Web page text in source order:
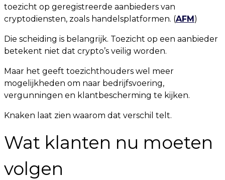
toezicht op geregistreerde aanbieders van
cryptodiensten, zoals handelsplatformen. (AFM)
Die scheiding is belangrijk. Toezicht op een aanbieder
betekent niet dat crypto’s veilig worden.
Maar het geeft toezichthouders wel meer
mogelijkheden om naar bedrijfsvoering,
vergunningen en klantbescherming te kijken.
Knaken laat zien waarom dat verschil telt.
Wat klanten nu moeten
volgen